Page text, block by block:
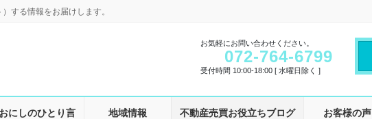
する情報をお届けします。
お気軽にお問い合わせください。
072-764-6799
受付時間 10:00-18:00 [ 水曜日除く ]
にしのひとり言 地域情報 不動産売買お役立ちブログ お客様の声